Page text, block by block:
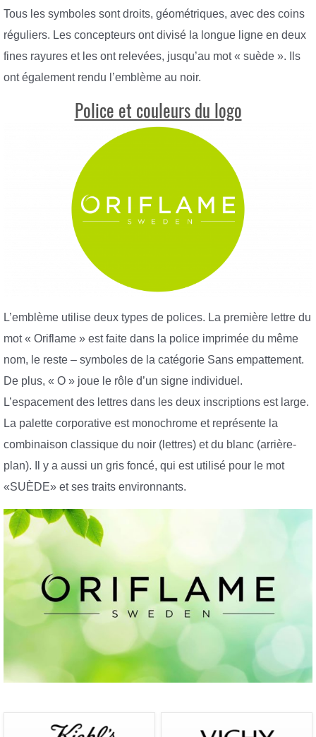
Tous les symboles sont droits, géométriques, avec des coins
réguliers. Les concepteurs ont divisé la longue ligne en deux
fines rayures et les ont relevées, jusqu’au mot « suède ». Ils
ont également rendu l’emblème au noir.
Police et couleurs du logo
L’emblème utilise deux types de polices. La première lettre du
mot « Oriflame » est faite dans la police imprimée du même
nom, le reste – symboles de la catégorie Sans empattement.
De plus, « O » joue le rôle d’un signe individuel.
L’espacement des lettres dans les deux inscriptions est large.
La palette corporative est monochrome et représente la
combinaison classique du noir (lettres) et du blanc (arrière-
plan). Il y a aussi un gris foncé, qui est utilisé pour le mot
«SUÈDE» et ses traits environnants.